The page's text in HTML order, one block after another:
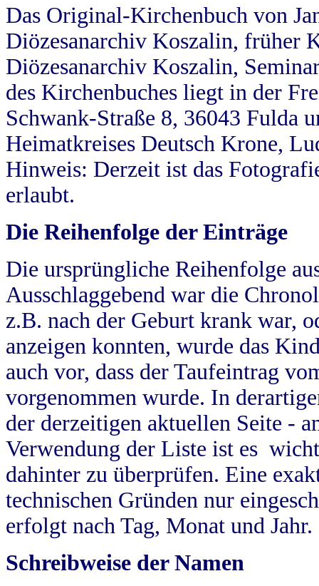
Das Original-Kirchenbuch von
Diözesanarchiv Koszalin, früher
Diözesanarchiv Koszalin,
des Kirchenbuches liegt in der
Schwank-Straße 8, 36043 Fulda
Heimatkreises Deutsch Krone,
Hinweis: Derzeit ist das
erlaubt.
Die Reihenfolge der Einträge
Die ursprüngliche Reihenfolge
Ausschlaggebend war die
z.B. nach der Geburt krank war,
anzeigen konnten, wurde das
auch vor, dass der Taufeintrag
vorgenommen wurde. In
der derzeitigen aktuellen Seite -
Verwendung der Liste ist es
dahinter zu überprüfen. Eine
technischen Gründen nur
erfolgt nach Tag, Monat und Jahr.
Schreibweise der Namen